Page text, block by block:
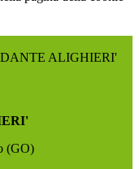
ALIGHIERI'
(GO)